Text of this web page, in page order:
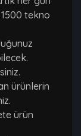
tekno
ürünlerin
ürün